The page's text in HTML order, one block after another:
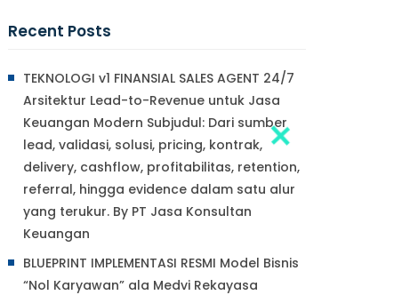
Recent Posts
TEKNOLOGI v1 FINANSIAL SALES AGENT 24/7
Arsitektur Lead-to-Revenue untuk Jasa
Keuangan Modern Subjudul: Dari sumber
lead, validasi, solusi, pricing, kontrak,
delivery, cashflow, profitabilitas, retention,
referral, hingga evidence dalam satu alur
yang terukur. By PT Jasa Konsultan
Keuangan
BLUEPRINT IMPLEMENTASI RESMI Model Bisnis
“Nol Karyawan” ala Medvi Rekayasa